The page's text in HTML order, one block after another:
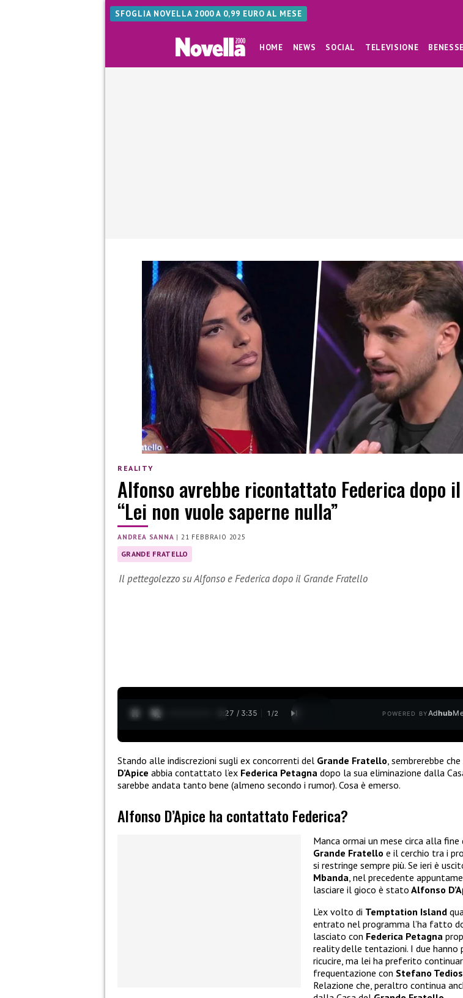
SFOGLIA NOVELLA 2000 A 0,99 EURO AL MESE
HOME NEWS SOCIAL TELEVISIONE
REALITY
Alfonso avrebbe ricontattato Federica dopo il
“Lei non vuole saperne nulla”
ANDREA SANNA |21 FEBBRAIO 2025
GRANDE FRATELLO
Il pettegolezzo su Alfonso e Federica dopo il Grande Fratello
0:28 / 3:35 1 /2 POWERED BYAdhub
Stando alle indiscrezioni sugli ex concorrenti del Grande Fratello , sembrerebbe che
D’Apice abbia contattato l’ex Federica Petagna dopo la sua eliminazione dalla
sarebbe andata tanto bene (almeno secondo i rumor). Cosa è emerso.
Alfonso D’Apice ha contattato Federica?
Manca ormai un mese circa alla fine
Grande Fratello e il cerchio tra i
si restringe sempre più. Se ieri è
Mbanda, nel precedente
lasciare il gioco è stato Alfonso
L’ex volto di Temptation Island
entrato nel programma l’ha fatto
lasciato con Federica Petagna
reality delle tentazioni. I due hanno
ricucire, ma lei ha preferito
frequentazione con Stefano
Relazione che, peraltro continua